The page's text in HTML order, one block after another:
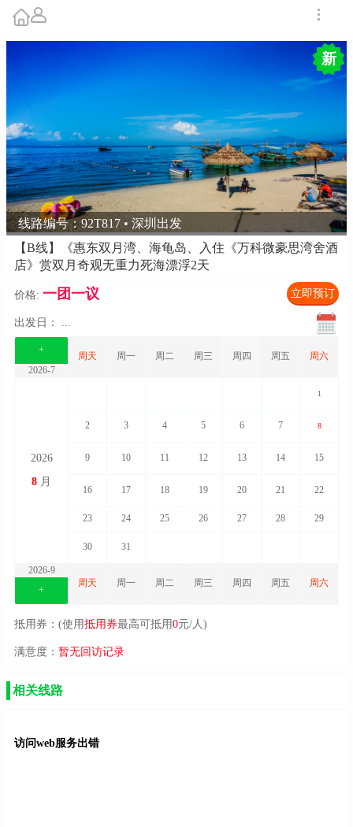
线路编号：92T817 • 深圳出发
【B线】《惠东双月湾、海龟岛、入住《万科微豪思湾舍酒
店》赏双月奇观无重力死海漂浮2天
新
价格: 一团一议 立即预订
出发日：
+
2026-7
周天 周一 周二 周三 周四 周五 周六
2026
8 月
1
2 3 4 5 6 7 8
9 10 11 12 13 14 15
16 17 18 19 20 21 22
23 24 25 26 27 28 29
30 31
2026-9
+
周天 周一 周二 周三 周四 周五 周六
抵用券：(使用抵用券最高可抵用0元/人)
满意度： 暂无回访记录
相关线路
访问web服务出错